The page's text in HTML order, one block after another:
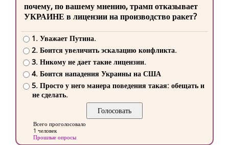
почему, по вашему мнению, трамп отказывает
УКРАИНЕ в лицензии на производство ракет?
1. Уважает Путина.
2. Боится увеличить эскалацию конфликта.
3. Никому не дает такие лицензии.
4. Боится нападения Украины на США
5. Просто у него манера поведения такая: обещать и
не сделать.
Всего проголосовало
1 человек
Прошлые опросы